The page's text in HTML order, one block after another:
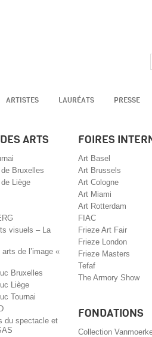
ARTISTES LAURÉATS PRESSE
ARTS
Bruxelles
Liège
visuels – La
de l’image «
Bruxelles
Liège
Tournai
du spectacle et
FOIRES
Art Basel
Art Brussels
Art Cologne
Art Miami
Art Rotterdam
FIAC
Frieze Art Fair
Frieze London
Frieze Masters
Tefaf
The Armory Show
FONDATIONS
Collection